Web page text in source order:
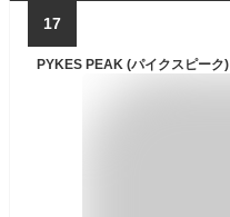
17